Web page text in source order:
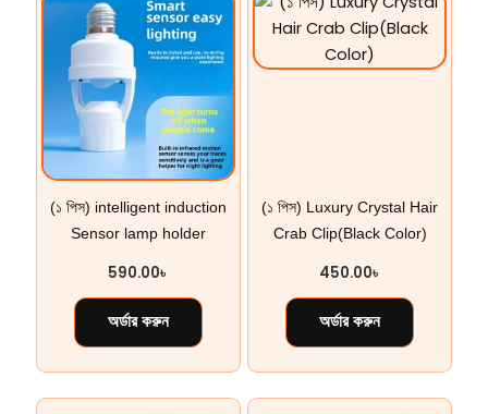
(১ পিস) intelligent induction
Sensor lamp holder
590.00৳
অর্ডার করুন
(১ পিস) Luxury Crystal Hair
Crab Clip(Black Color)
450.00৳
অর্ডার করুন